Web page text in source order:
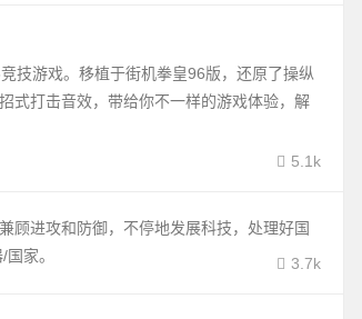
技游戏。移植于街机拳皇96版，还原了操纵
式打击音效，带给你不一样的游戏体验，解
5.1k
顾进攻和防御，不停地发展科技，处理好国
家。
3.7k